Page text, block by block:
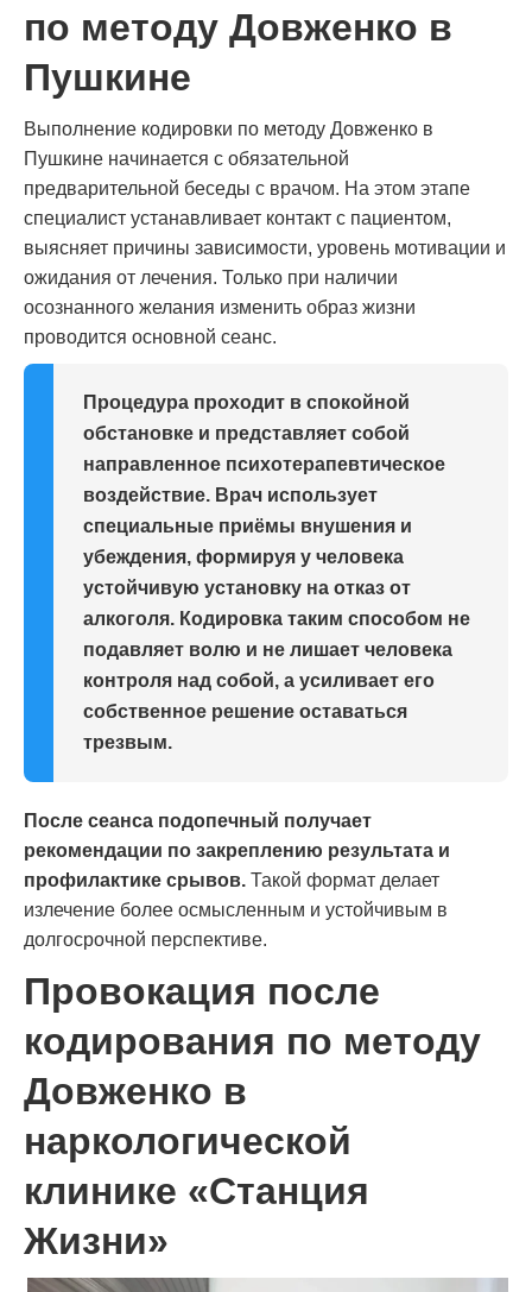
по методу Довженко в
Пушкине
Выполнение кодировки по методу Довженко в
Пушкине начинается с обязательной
предварительной беседы с врачом. На этом этапе
специалист устанавливает контакт с пациентом,
выясняет причины зависимости, уровень мотивации и
ожидания от лечения. Только при наличии
осознанного желания изменить образ жизни
проводится основной сеанс.
Процедура проходит в спокойной
обстановке и представляет собой
направленное психотерапевтическое
воздействие. Врач использует
специальные приёмы внушения и
убеждения, формируя у человека
устойчивую установку на отказ от
алкоголя. Кодировка таким способом не
подавляет волю и не лишает человека
контроля над собой, а усиливает его
собственное решение оставаться
трезвым.
После сеанса подопечный получает
рекомендации по закреплению результата и
профилактике срывов. Такой формат делает
излечение более осмысленным и устойчивым в
долгосрочной перспективе.
Провокация после
кодирования по методу
Довженко в
наркологической
клинике «Станция
Жизни»